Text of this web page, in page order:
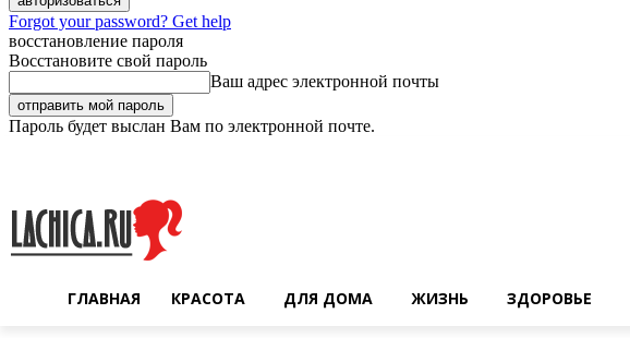
Forgot your password? Get help
восстановление пароля
Восстановите свой пароль
Ваш адрес электронной почты
Пароль будет выслан Вам по электронной почте.
ГЛАВНАЯ КРАСОТА ДЛЯ ДОМА ЖИЗНЬ ЗДОРОВЬЕ